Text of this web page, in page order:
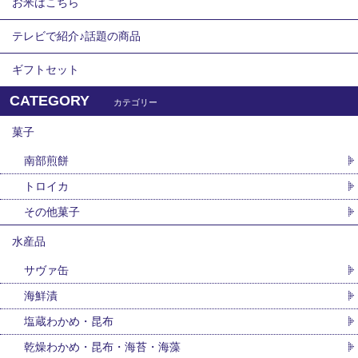
テレビで紹介♪話題の商品
ギフトセット
CATEGORY カテゴリー
菓子
南部煎餅
トロイカ
その他菓子
水産品
サヴァ缶
海鮮漬
塩蔵わかめ・昆布
乾燥わかめ・昆布・海苔・海藻